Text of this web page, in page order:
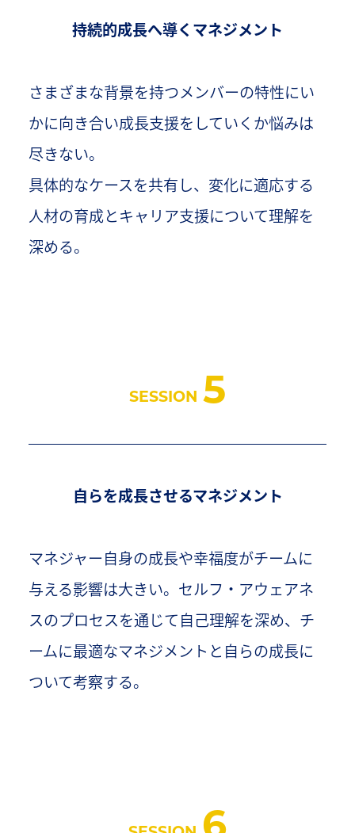
持続的成長へ導くマネジメント
さまざまな背景を持つメンバーの特性にい
かに向き合い成長支援をしていくか悩みは
尽きない。
具体的なケースを共有し、変化に適応する
人材の育成とキャリア支援について理解を
深める。
SESSION 5
自らを成長させるマネジメント
マネジャー自身の成長や幸福度がチームに
与える影響は大きい。セルフ・アウェアネ
スのプロセスを通じて自己理解を深め、チ
ームに最適なマネジメントと自らの成長に
ついて考察する。